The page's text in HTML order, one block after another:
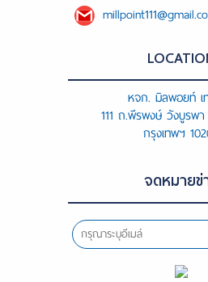
หจก. มิลพอยท์ เ
111 ถ.พีรพงษ์ วังบูรพา
กรุงเทพฯ
จดหมายข่